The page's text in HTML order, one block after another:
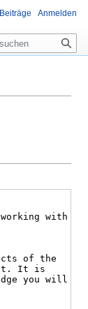
Beiträge Anmelden